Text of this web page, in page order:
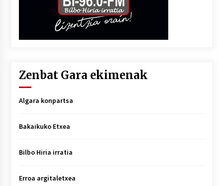
Zenbat Gara ekimenak
Algara konpartsa
Bakaikuko Etxea
Bilbo Hiria irratia
Erroa argitaletxea